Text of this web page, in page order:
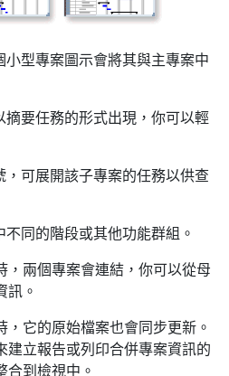
型專案圖示會將其與主專案中
要任務的形式出現，你可以輕
可展開該子專案的任務以供查
同的階段或其他功能群組。
，兩個專案會連結，你可以從母
訊。
它的原始檔案也會同步更新。
建立報告或列印合併專案資訊的
合到檢視中。